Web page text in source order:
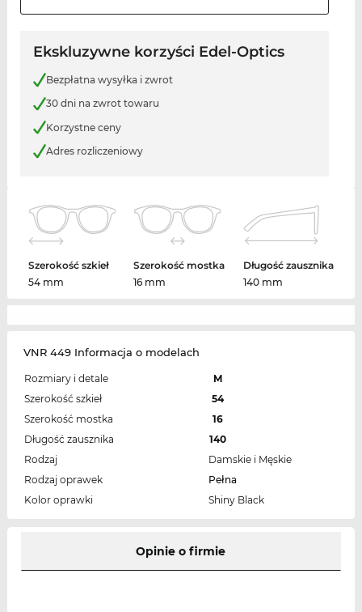
Ekskluzywne korzyści Edel-Optics
Bezpłatna wysyłka i zwrot
30 dni na zwrot towaru
Korzystne ceny
Adres rozliczeniowy
Szerokość szkieł
54 mm
Szerokość mostka
16 mm
Długość zausznika
140 mm
VNR 449 Informacja o modelach
Rozmiary i detale
M
Szerokość szkieł
54
Szerokość mostka
16
Długość zausznika
140
Rodzaj
Damskie i Męskie
Rodzaj oprawek
Pełna
Kolor oprawki
Shiny Black
Opinie o firmie